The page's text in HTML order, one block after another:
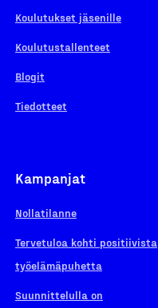
Koulutukset jäsenille
Koulutustallenteet
Blogit
Tiedotteet
Kampanjat
Nollatilanne
Tervetuloa kohti positiivista
työelämäpuhetta
Suunnittelulla on